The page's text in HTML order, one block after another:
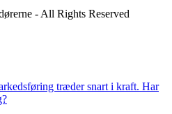
- All Rights Reserved
træder snart i kraft. Har